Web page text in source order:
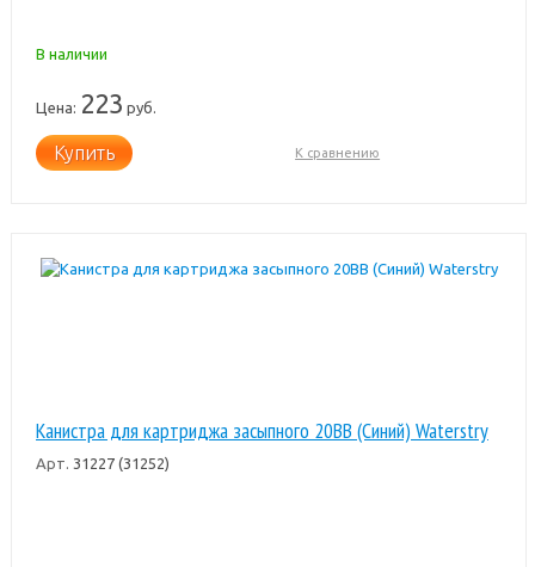
В наличии
Цена: 223 руб.
Купить К сравнению
Канистра для картриджа засыпного 20BB (Синий) Waterstry
Арт. 31227 (31252)